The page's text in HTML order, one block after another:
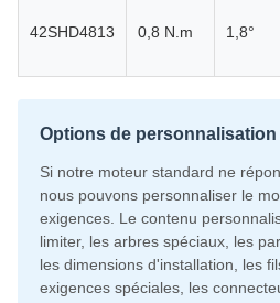
42SHD4813 0,8 N.m 1,8°
Options de personnalisation
Si notre moteur standard ne
nous pouvons personnaliser le
exigences. Le contenu
limiter, les arbres spéciaux, les
les dimensions d'installation, les
exigences spéciales, les